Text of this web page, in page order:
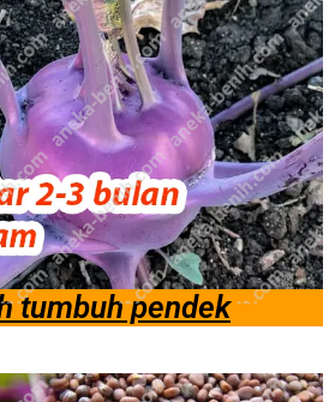
tumbuh pendek